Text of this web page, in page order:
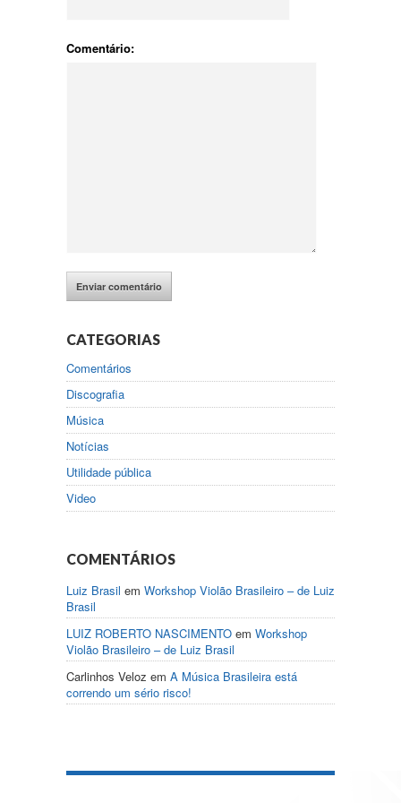
Comentário:
CATEGORIAS
Comentários
Discografia
Música
Notícias
Utilidade pública
Video
COMENTÁRIOS
Luiz Brasil em Workshop Violão Brasileiro – de Luiz
Brasil
LUIZ ROBERTO NASCIMENTO em Workshop
Violão Brasileiro – de Luiz Brasil
Carlinhos Veloz em A Música Brasileira está
correndo um sério risco!